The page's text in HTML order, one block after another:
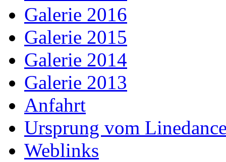
Galerie 2016
Galerie 2015
Galerie 2014
Galerie 2013
Anfahrt
Ursprung vom
Weblinks